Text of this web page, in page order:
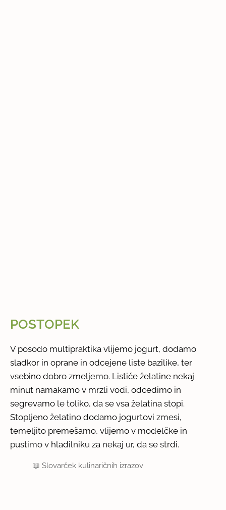
POSTOPEK
V posodo multipraktika vlijemo jogurt, dodamo
sladkor in oprane in odcejene liste bazilike, ter
vsebino dobro zmeljemo. Lističe želatine nekaj
minut namakamo v mrzli vodi, odcedimo in
segrevamo le toliko, da se vsa želatina stopi.
Stopljeno želatino dodamo jogurtovi zmesi,
temeljito premešamo, vlijemo v modelčke in
pustimo v hladilniku za nekaj ur, da se strdi.
📖Slovarček kulinaričnih izrazov